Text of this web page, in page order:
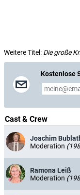
Weitere Titel: Die große
Kostenlose
Cast & Crew
Joachim
Moderation
Ramona Leiß
Moderation